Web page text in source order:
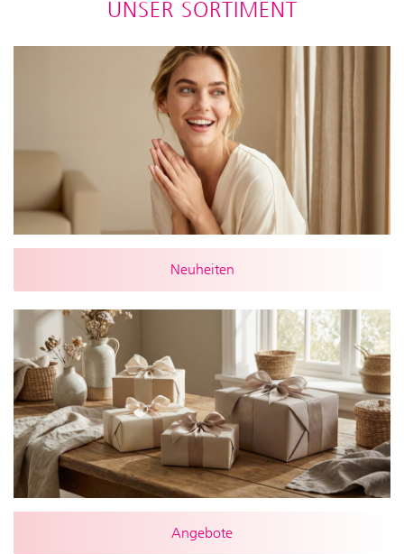
UNSER SORTIMENT
Neuheiten
Angebote